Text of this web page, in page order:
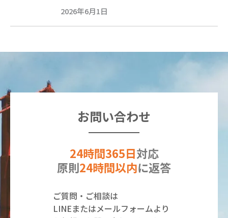
2026年6月1日
お問い合わせ
24時間365日対応
原則24時間以内に返答
ご質問・ご相談は
LINEまたはメールフォームより